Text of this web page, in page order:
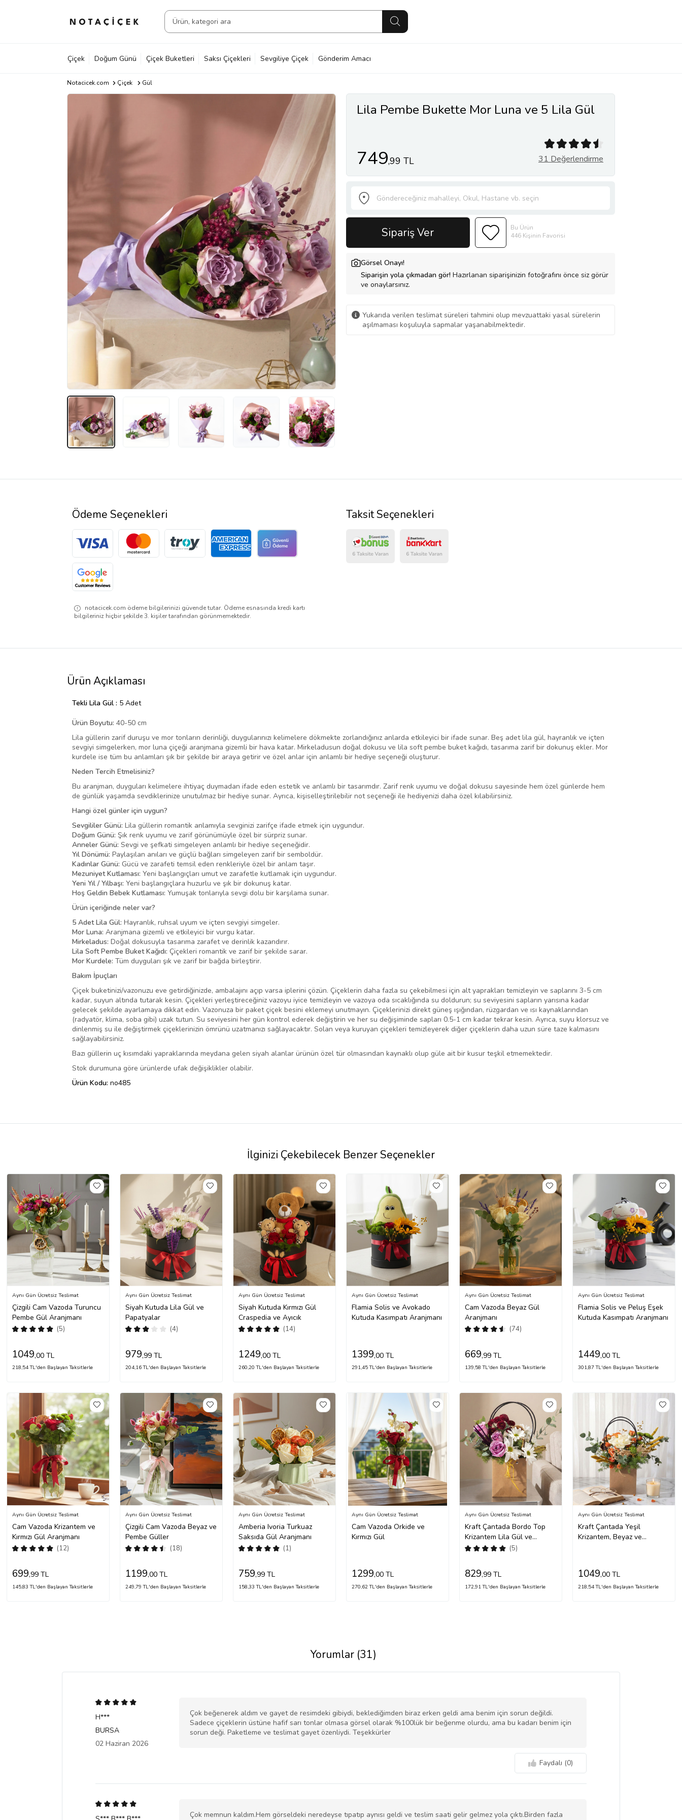
Çiçek Doğum Günü Çiçek Buketleri Saksı Çiçekleri Sevgiliye Çiçek Gönderim Amacı
Notacicek.com Çiçek Gül
Lila Pembe Bukette Mor Luna ve 5 Lila Gül
749,99 TL 31 Değerlendirme
Sipariş Ver
Bu Ürün
446 Kişinin Favorisi
Görsel Onayı!
Siparişin yola çıkmadan gör! Hazırlanan siparişinizin fotoğrafını önce siz görür
ve onaylarsınız.
Yukarıda verilen teslimat süreleri tahmini olup mevzuattaki yasal sürelerin
aşılmaması koşuluyla sapmalar yaşanabilmektedir.
Ödeme Seçenekleri
notacicek.com ödeme bilgilerinizi güvende tutar. Ödeme esnasında kredi kartı
bilgileriniz hiçbir şekilde 3. kişiler tarafından görünmemektedir.
Taksit Seçenekleri
Ürün Açıklaması
Tekli Lila Gül : 5 Adet
Ürün Boyutu: 40-50 cm
Lila güllerin zarif duruşu ve mor tonların derinliği, duygularınızı kelimelere dökmekte zorlandığınız anlarda etkileyici bir ifade sunar. Beş adet lila gül, hayranlık ve içten
sevgiyi simgelerken, mor luna çiçeği aranjmana gizemli bir hava katar. Mirkeladusun doğal dokusu ve lila soft pembe buket kağıdı, tasarıma zarif bir dokunuş ekler. Mor
kurdele ise tüm bu anlamları şık bir şekilde bir araya getirir ve özel anlar için anlamlı bir hediye seçeneği oluşturur.
Neden Tercih Etmelisiniz?
Bu aranjman, duyguları kelimelere ihtiyaç duymadan ifade eden estetik ve anlamlı bir tasarımdır. Zarif renk uyumu ve doğal dokusu sayesinde hem özel günlerde hem
de günlük yaşamda sevdiklerinize unutulmaz bir hediye sunar. Ayrıca, kişiselleştirilebilir not seçeneği ile hediyenizi daha özel kılabilirsiniz.
Hangi özel günler için uygun?
Sevgililer Günü: Lila güllerin romantik anlamıyla sevginizi zarifçe ifade etmek için uygundur.
Doğum Günü: Şık renk uyumu ve zarif görünümüyle özel bir sürpriz sunar.
Anneler Günü: Sevgi ve şefkati simgeleyen anlamlı bir hediye seçeneğidir.
Yıl Dönümü: Paylaşılan anıları ve güçlü bağları simgeleyen zarif bir semboldür.
Kadınlar Günü: Gücü ve zarafeti temsil eden renkleriyle özel bir anlam taşır.
Mezuniyet Kutlaması: Yeni başlangıçları umut ve zarafetle kutlamak için uygundur.
Yeni Yıl / Yılbaşı: Yeni başlangıçlara huzurlu ve şık bir dokunuş katar.
Hoş Geldin Bebek Kutlaması: Yumuşak tonlarıyla sevgi dolu bir karşılama sunar.
Ürün içeriğinde neler var?
5 Adet Lila Gül: Hayranlık, ruhsal uyum ve içten sevgiyi simgeler.
Mor Luna: Aranjmana gizemli ve etkileyici bir vurgu katar.
Mirkeladus: Doğal dokusuyla tasarıma zarafet ve derinlik kazandırır.
Lila Soft Pembe Buket Kağıdı: Çiçekleri romantik ve zarif bir şekilde sarar.
Mor Kurdele: Tüm duyguları şık ve zarif bir bağda birleştirir.
Bakım İpuçları
Çiçek buketinizi/vazonuzu eve getirdiğinizde, ambalajını açıp varsa iplerini çözün. Çiçeklerin daha fazla su çekebilmesi için alt yaprakları temizleyin ve saplarını 3-5 cm
kadar, suyun altında tutarak kesin. Çiçekleri yerleştireceğiniz vazoyu iyice temizleyin ve vazoya oda sıcaklığında su doldurun; su seviyesini sapların yarısına kadar
gelecek şekilde ayarlamaya dikkat edin. Vazonuza bir paket çiçek besini eklemeyi unutmayın. Çiçeklerinizi direkt güneş ışığından, rüzgardan ve ısı kaynaklarından
(radyatör, klima, soba gibi) uzak tutun. Su seviyesini her gün kontrol ederek değiştirin ve her su değişiminde sapları 0.5-1 cm kadar tekrar kesin. Ayrıca, suyu klorsuz ve
dinlenmiş su ile değiştirmek çiçeklerinizin ömrünü uzatmanızı sağlayacaktır. Solan veya kuruyan çiçekleri temizleyerek diğer çiçeklerin daha uzun süre taze kalmasını
sağlayabilirsiniz.
Bazı güllerin uç kısımdaki yapraklarında meydana gelen siyah alanlar ürünün özel tür olmasından kaynaklı olup güle ait bir kusur teşkil etmemektedir.
Stok durumuna göre ürünlerde ufak değişiklikler olabilir.
Ürün Kodu: no485
İlginizi Çekebilecek Benzer Seçenekler
Çizgili Cam Vazoda Turuncu
Pembe Gül Aranjmanı
(5)
Aynı Gün Ücretsiz Teslimat
1049,00 TL
218,54 TL'den Başlayan Taksitlerle
Siyah Kutuda Lila Gül ve
Papatyalar
(4)
Aynı Gün Ücretsiz Teslimat
979,99 TL
204,16 TL'den Başlayan Taksitlerle
Siyah Kutuda Kırmızı Gül
Craspedia ve Ayıcık
(14)
Aynı Gün Ücretsiz Teslimat
1249,00 TL
260,20 TL'den Başlayan Taksitlerle
Flamia Solis ve Avokado
Kutuda Kasımpatı Aranjmanı
Aynı Gün Ücretsiz Teslimat
1399,00 TL
291,45 TL'den Başlayan Taksitlerle
Cam Vazoda Beyaz Gül
Aranjmanı
(74)
Aynı Gün Ücretsiz Teslimat
669,99 TL
139,58 TL'den Başlayan Taksitlerle
Flamia Solis ve Peluş Eşek
Kutuda Kasımpatı Aranjmanı
Aynı Gün Ücretsiz Teslimat
1449,00 TL
301,87 TL'den Başlayan Taksitlerle
Cam Vazoda Krizantem ve
Kırmızı Gül Aranjmanı
(12)
Aynı Gün Ücretsiz Teslimat
699,99 TL
145,83 TL'den Başlayan Taksitlerle
Çizgili Cam Vazoda Beyaz ve
Pembe Güller
(18)
Aynı Gün Ücretsiz Teslimat
1199,00 TL
249,79 TL'den Başlayan Taksitlerle
Amberia Ivoria Turkuaz
Saksıda Gül Aranjmanı
(1)
Aynı Gün Ücretsiz Teslimat
759,99 TL
158,33 TL'den Başlayan Taksitlerle
Cam Vazoda Orkide ve
Kırmızı Gül
Aynı Gün Ücretsiz Teslimat
1299,00 TL
270,62 TL'den Başlayan Taksitlerle
Kraft Çantada Bordo Top
Krizantem Lila Gül ve
Papatya
(5)
Aynı Gün Ücretsiz Teslimat
829,99 TL
172,91 TL'den Başlayan Taksitlerle
Kraft Çantada Yeşil
Krizantem, Beyaz ve
Aynı Gün Ücretsiz Teslimat
1049,00 TL
218,54 TL'den Başlayan Taksitlerle
Yorumlar (31)
H***
BURSA
02 Haziran 2026
Çok beğenerek aldım ve gayet de resimdeki gibiydi, beklediğimden biraz erken geldi ama benim için sorun değildi.
Sadece çiçeklerin üstüne hafif sarı tonlar olmasa görsel olarak %100lük bir beğenme olurdu, ama bu kadarı benim için
sorun deği. Paketleme ve teslimat gayet özenliydi. Teşekkürler
Faydalı (0)
Çok memnun kaldım.Hem görseldeki neredeyse tıpatıp aynısı geldi ve teslim saati gelir gelmez yola çıktı.Birden fazla